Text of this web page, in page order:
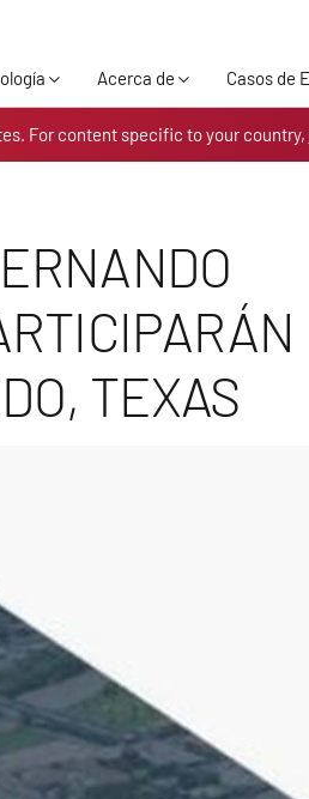
Acerca de Casos de
For content specific to your country,
TEXAS